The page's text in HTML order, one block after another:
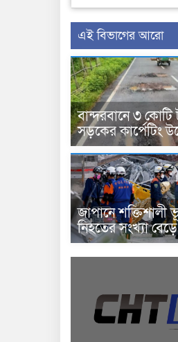
এই বিভাগের আরো
বান্দরবানে ৩ কোটি
সড়কের কার্পেটিং
জাপানে শক্তিশালী
নিহতের সংখ্যা